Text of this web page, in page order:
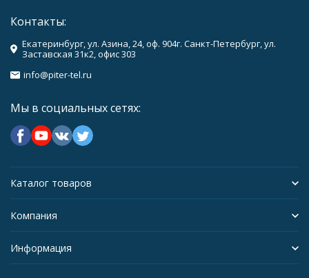
Контакты:
Екатеринбург, ул. Азина, 24, оф. 904г. Санкт-Петербург, ул.
Заставская 31к2, офис 303
info@piter-tel.ru
Мы в социальных сетях:
Каталог товаров
Компания
Информация